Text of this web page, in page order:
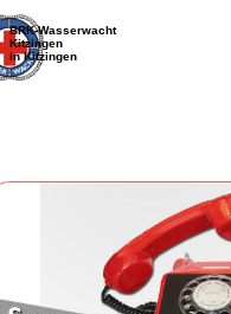
BRK-Wasserwacht
Kitzingen
in Kitzingen